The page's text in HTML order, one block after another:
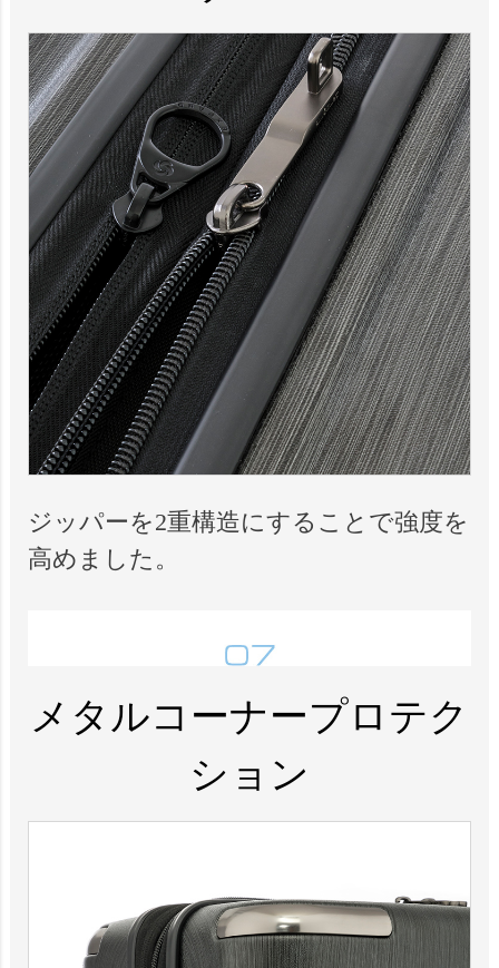
ジッパーを2重構造にすることで強度を
高めました。
メタルコーナープロテク
ション